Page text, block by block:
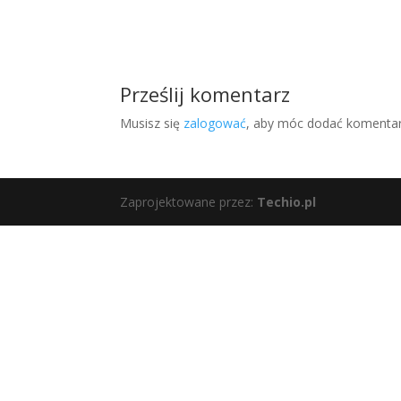
Prześlij komentarz
Musisz się zalogować, aby móc dodać
Zaprojektowane przez: Techio.pl